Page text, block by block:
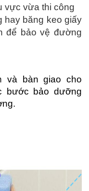
vực vừa thi công
hay băng keo giấy
để bảo vệ đường
và bàn giao cho
bước bảo dưỡng